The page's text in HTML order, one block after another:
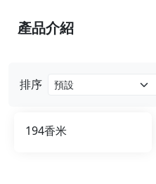
排序
194香米
產品介紹